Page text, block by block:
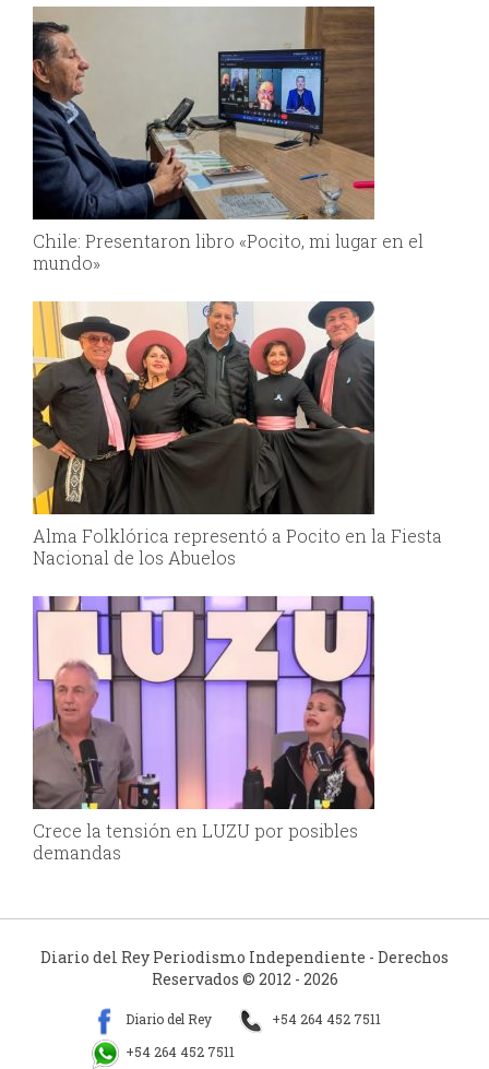
Chile: Presentaron libro «Pocito, mi lugar en el
mundo»
Alma Folklórica representó a Pocito en la Fiesta
Nacional de los Abuelos
Crece la tensión en LUZU por posibles
demandas
Diario del Rey Periodismo Independiente - Derechos
Reservados © 2012 - 2026
Diario del Rey
+54 264 452 7511
+54 264 452 7511